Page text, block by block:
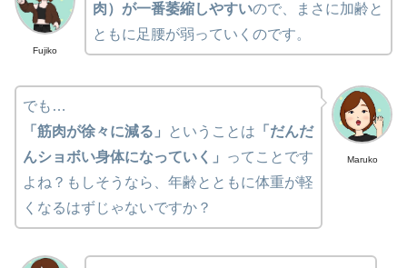
Fujiko
肉）が一番萎縮しやすいので、まさに加齢と
ともに足腰が弱っていくのです。
Maruko
でも…
「筋肉が徐々に減る」
ということは 「だんだ
んショボい身体になっていく」
ってことです
よね？もしそうなら、年齢とともに体重が軽
くなるはずじゃないですか？